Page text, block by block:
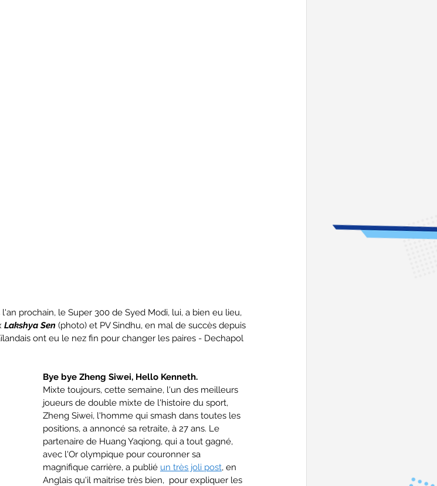
prochain, le Super 300 de Syed Modi, lui, a bien eu lieu,
Lakshya Sen (photo) et PV Sindhu, en mal de succès depuis
ont eu le nez fin pour changer les paires - Dechapol
Bye bye Zheng Siwei, Hello Kenneth.
Mixte toujours, cette semaine, l'un des meilleurs
joueurs de double mixte de l'histoire du sport,
Zheng Siwei, l'homme qui smash dans toutes les
positions, a annoncé sa retraite, à 27 ans. Le
partenaire de Huang Yaqiong, qui a tout gagné,
avec l'Or olympique pour couronner sa
magnifique carrière, a publié un très joli post, en
Anglais qu'il maitrise très bien,  pour expliquer les